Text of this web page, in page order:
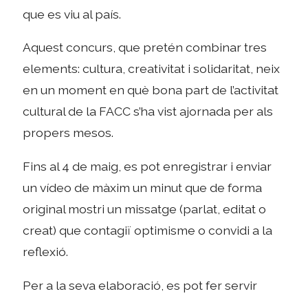
que es viu al país.
Aquest concurs, que pretén combinar tres
elements: cultura, creativitat i solidaritat, neix
en un moment en què bona part de l’activitat
cultural de la FACC s’ha vist ajornada per als
propers mesos.
Fins al 4 de maig, es pot enregistrar i enviar
un vídeo de màxim un minut que de forma
original mostri un missatge (parlat, editat o
creat) que contagiï optimisme o convidi a la
reflexió.
Per a la seva elaboració, es pot fer servir